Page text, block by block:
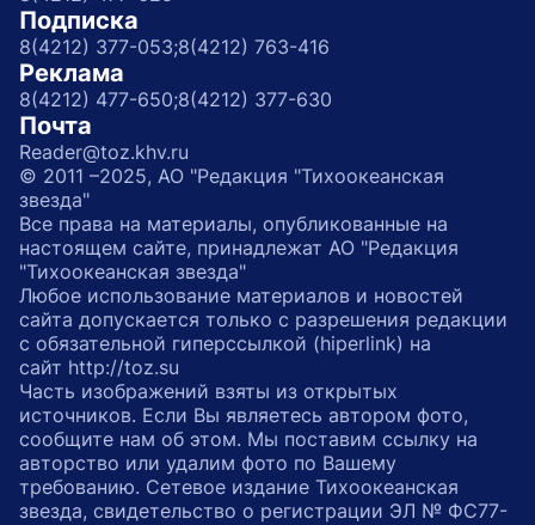
Подписка
8(4212) 377-053;8(4212) 763-416
Реклама
8(4212) 477-650;8(4212) 377-630
Почта
Reader@toz.khv.ru
© 2011 –2025, АО "Редакция "Тихоокеанская
звезда"
Все права на материалы, опубликованные на
настоящем сайте, принадлежат АО "Редакция
"Тихоокеанская звезда"
Любое использование материалов и новостей
сайта допускается только с разрешения редакции
с обязательной гиперссылкой (hiperlink) на
сайт http://toz.su
Часть изображений взяты из открытых
источников. Если Вы являетесь автором фото,
сообщите нам об этом. Мы поставим ссылку на
авторство или удалим фото по Вашему
требованию. Сетевое издание Тихоокеанская
звезда, свидетельство о регистрации ЭЛ № ФС77-